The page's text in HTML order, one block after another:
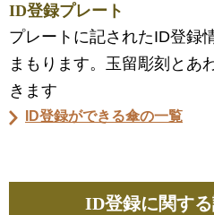
ID登録プレート
プレートに記されたID登録
まもります。玉留彫刻とあ
きます
ID登録ができる傘の一覧
ID登録に関す